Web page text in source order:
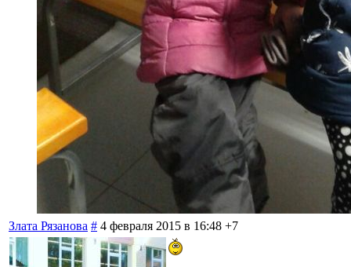
Злата Рязанова # 4 февраля 2015 в 16:48 +7